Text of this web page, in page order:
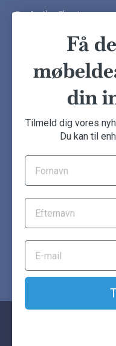
Om Another Classic
Handelsbetingelser
© Another
Få
din
Tilmeld dig vores
Du kan til